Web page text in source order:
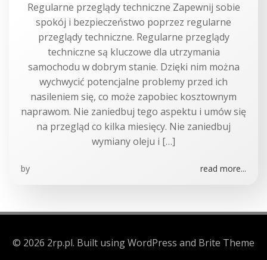
Regularne przeglądy techniczne Zapewnij sobie
spokój i bezpieczeństwo poprzez regularne
przeglądy techniczne. Regularne przeglądy
techniczne są kluczowe dla utrzymania
samochodu w dobrym stanie. Dzięki nim można
wychwycić potencjalne problemy przed ich
nasileniem się, co może zapobiec kosztownym
naprawom. Nie zaniedbuj tego aspektu i umów się
na przegląd co kilka miesięcy. Nie zaniedbuj
wymiany oleju i […]
by read more...
© 2026 2rp.pl. Built using WordPress and Brite Theme